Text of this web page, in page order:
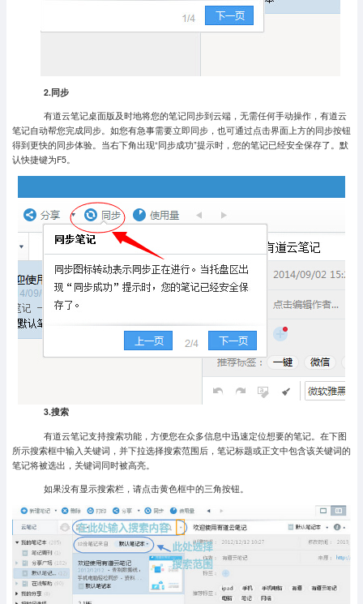
2.同步
有道云笔记桌面版及时地将您的笔记同步到云端，无需任何手动操作，有道云
笔记自动帮您完成同步。如您有急事需要立即同步，也可通过点击界面上方的同步按钮
得到更快的同步体验。当右下角出现“同步成功”提示时，您的笔记已经安全保存了。默
认快捷键为F5。
3.搜索
有道云笔记支持搜索功能，方便您在众多信息中迅速定位想要的笔记。在下图
所示搜索框中输入关键词，并下拉选择搜索范围后，笔记标题或正文中包含该关键词的
笔记将被选出，关键词同时被高亮。
如果没有显示搜索栏，请点击黄色框中的三角按钮。